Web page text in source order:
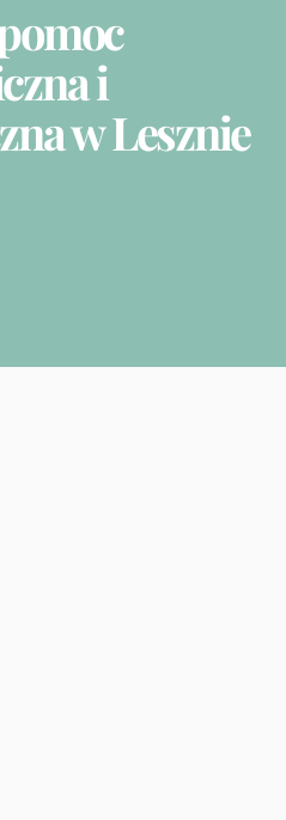
i
w Lesznie